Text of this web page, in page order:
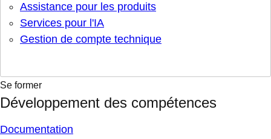
Assistance pour les produits
Services pour l'IA
Gestion de compte technique
Se former
Développement des compétences
Documentation